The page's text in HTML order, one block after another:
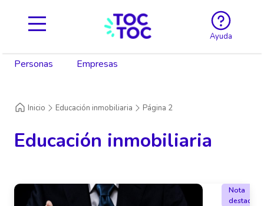
Ayuda
Personas Empresas
Inicio Educación inmobiliaria Página 2
Educación inmobiliaria
Nota
destacada